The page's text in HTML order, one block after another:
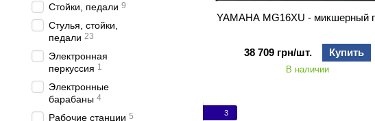
YAMAHA MG16XU - микшерный
38 709 грн/шт. Купить
В наличии
3
Стойки, педали 9
Стулья, стойки,
педали 23
Электронная
перкуссия 1
Электронные
барабаны 4
Рабочие станции 5